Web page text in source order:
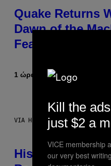
Quake Returns
Dawn of the
Featuring 19
1 ώρα πρινΚείμενο
VIA HISENSE
Hisense’s New
Kill the
just $2 a
VICE membership
our very best